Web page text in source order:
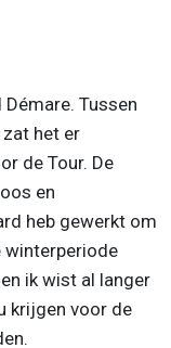
Tussen
zat het er
de Tour. De
en
heb gewerkt om
winterperiode
ik wist al langer
krijgen voor de